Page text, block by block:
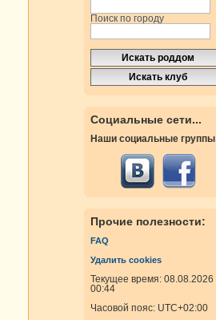
Поиск по городу
Социальные сети...
Наши социальные группы
Прочие полезности:
FAQ
Удалить cookies
Текущее время: 08.08.2026
00:44
Часовой пояс: UTC+02:00